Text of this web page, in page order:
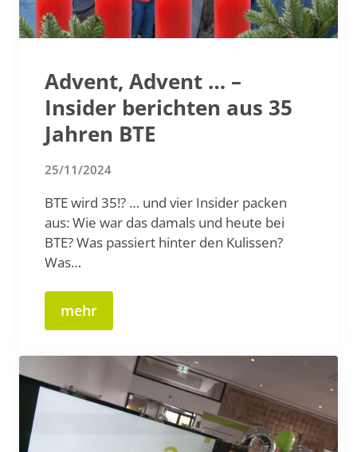
Advent, Advent … –
Insider berichten aus 35
Jahren BTE
25/11/2024
BTE wird 35!? … und vier Insider packen
aus: Wie war das damals und heute bei
BTE? Was passiert hinter den Kulissen?
Was…
mehr